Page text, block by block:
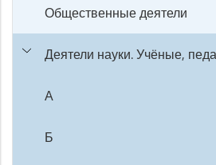
Общественные деятели
Деятели науки. Учёные,
А
Б